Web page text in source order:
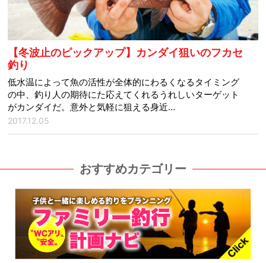
【冬波止のピックアップ】カンダイ狙いのフカセ
釣り
低水温によって魚の活性が全体的にわるくなるタイミング
の中、釣り人の期待にた応えてくれるうれしいターゲット
がカンダイだ。意外と気軽に狙える身近…
2017.12.05
おすすめカテゴリー